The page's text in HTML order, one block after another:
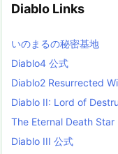
e
i
s
t
Diablo Links
いのまるの秘密基地
Diablo4 公式
Diablo2 Resurrected
Diablo II: Lord of
The Eternal Death Star
Diablo III 公式